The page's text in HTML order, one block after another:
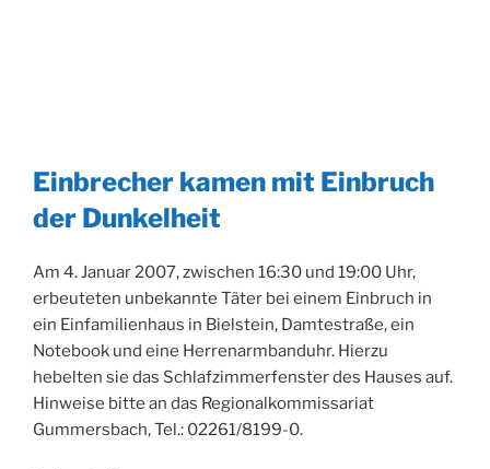
Einbrecher kamen mit Einbruch
der Dunkelheit
Am 4. Januar 2007, zwischen 16:30 und 19:00 Uhr,
erbeuteten unbekannte Täter bei einem Einbruch in
ein Einfamilienhaus in Bielstein, Damtestraße, ein
Notebook und eine Herrenarmbanduhr. Hierzu
hebelten sie das Schlafzimmerfenster des Hauses auf.
Hinweise bitte an das Regionalkommissariat
Gummersbach, Tel.: 02261/8199-0.